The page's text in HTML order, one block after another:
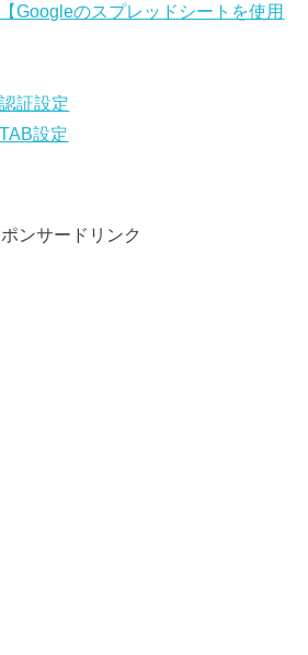
Googleのスプレッドシートを使用
証設定
設定
ンサードリンク